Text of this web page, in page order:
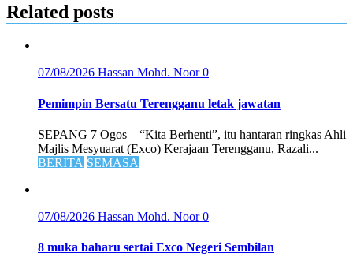
Related posts
07/08/2026 Hassan Mohd. Noor0
Pemimpin Bersatu Terengganu letak jawatan
SEPANG 7 Ogos – “Kita Berhenti”, itu hantaran ringkas Ahli
Majlis Mesyuarat (Exco) Kerajaan Terengganu, Razali...
BERITA SEMASA
07/08/2026 Hassan Mohd. Noor0
8 muka baharu sertai Exco Negeri Sembilan